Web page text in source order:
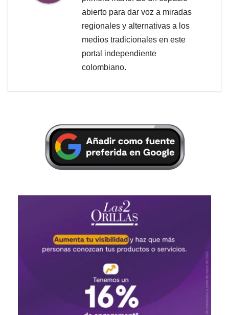
abierto para dar voz a miradas
regionales y alternativas a los
medios tradicionales en este
portal independiente
colombiano.